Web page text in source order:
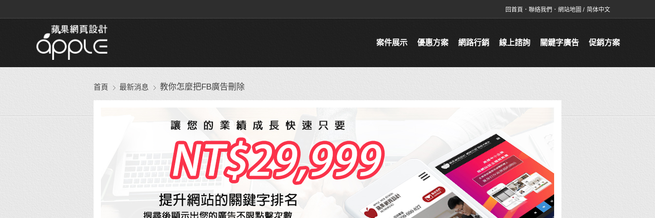
简体中文
網站地圖 /
聯絡我們 ．
回首頁 ．
案件展示 優惠方案 網路行銷 線上諮詢 關鍵字廣告 促銷方案
首頁 最新消息 教你怎麼把FB廣告刪除